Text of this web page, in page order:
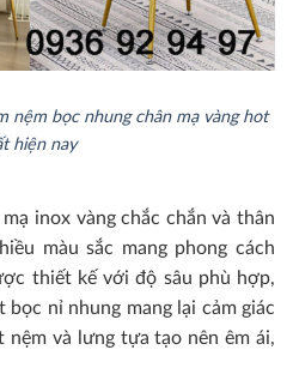
nệm bọc nhung chân mạ vàng hot
hiện nay
inox vàng chắc chắn và thân
màu sắc mang phong cách
thiết kế với độ sâu phù hợp,
bọc nỉ nhung mang lại cảm giác
nệm và lưng tựa tạo nên êm ái,